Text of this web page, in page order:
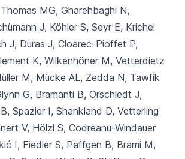
Thomas MG, Gharehbaghi N,
J, Köhler S, Seyr E, Krichel
J, Duras J, Cloarec-Pioffet P,
K, Wilkenhöner M, Vetterdietz
M, Mücke AL, Zedda N, Tawfik
G, Bramanti B, Orschiedt J,
Spazier I, Shankland D, Vetterling
V, Hölzl S, Codreanu-Windauer
I, Fiedler S, Päffgen B, Brami M,